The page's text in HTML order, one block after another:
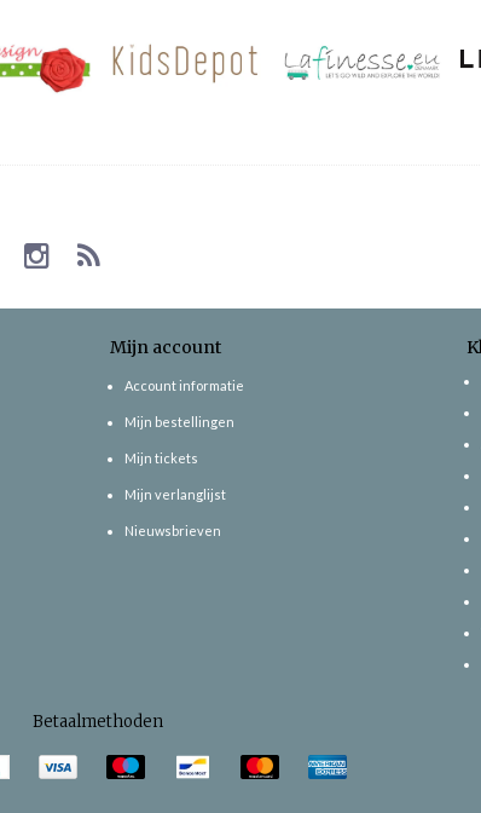
Mijn account
Account informatie
Mijn bestellingen
Mijn tickets
Mijn verlanglijst
Nieuwsbrieven
Betaalmethoden